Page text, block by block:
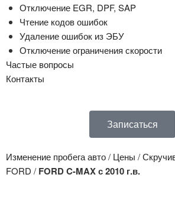
Отключение EGR, DPF, SAP
Чтение кодов ошибок
Удаление ошибок из ЭБУ
Отключение ограничения скорости
Частые вопросы
Контакты
Записаться
Изменение пробега авто/ Цены /
FORD / FORD C-MAX с 2010 г.в.